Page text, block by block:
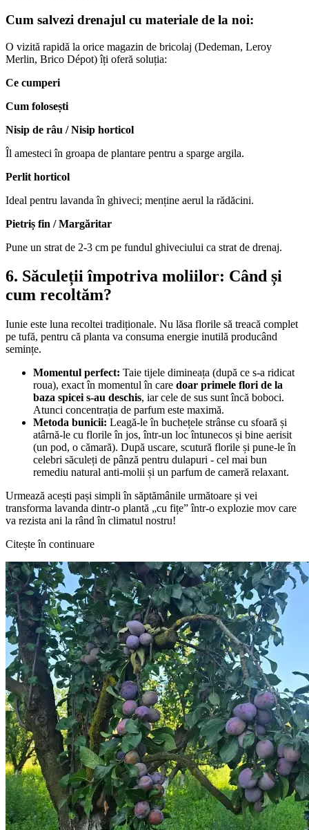
Cum salvezi drenajul cu materiale de la noi:
O vizită rapidă la orice magazin de bricolaj (Dedeman, Leroy
Merlin, Brico Dépot) îți oferă soluția:
Ce cumperi
Cum folosești
Nisip de râu / Nisip horticol
Îl amesteci în groapa de plantare pentru a sparge argila.
Perlit horticol
Ideal pentru lavanda în ghiveci; menține aerul la rădăcini.
Pietriș fin / Margăritar
Pune un strat de 2-3 cm pe fundul ghiveciului ca strat de drenaj.
6. Săculeții împotriva moliilor: Când și
cum recoltăm?
Iunie este luna recoltei tradiționale. Nu lăsa florile să treacă complet
pe tufă, pentru că planta va consuma energie inutilă producând
semințe.
Momentul perfect: Taie tijele dimineața (după ce s-a ridicat
roua), exact în momentul în care doar primele flori de la
baza spicei s-au deschis, iar cele de sus sunt încă boboci.
Atunci concentrația de parfum este maximă.
Metoda bunicii: Leagă-le în buchețele strânse cu sfoară și
atârnă-le cu florile în jos, într-un loc întunecos și bine aerisit
(un pod, o cămară). După uscare, scutură florile și pune-le în
celebri săculeți de pânză pentru dulapuri - cel mai bun
remediu natural anti-molii și un parfum de cameră relaxant.
Urmează acești pași simpli în săptămânile următoare și vei
transforma lavanda dintr-o plantă „cu fițe” într-o explozie mov care
va rezista ani la rând în climatul nostru!
Citește în continuare